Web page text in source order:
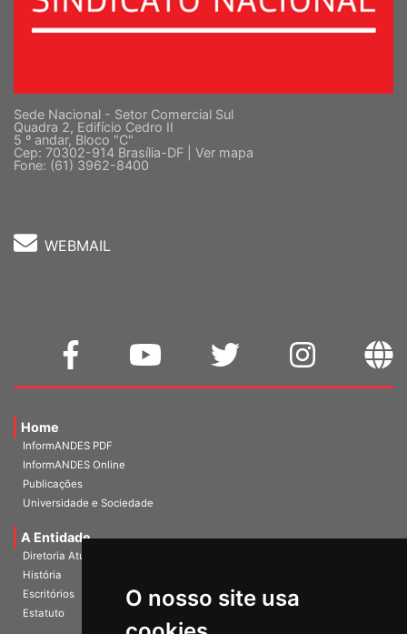
O nosso site usa
Sede Nacional - Setor Comercial Sul
Quadra 2, Edifício Cedro II
5 º andar, Bloco "C"
Cep: 70302-914 Brasília-DF | Ver mapa
Fone: (61) 3962-8400
WEBMAIL
Home
InformANDES PDF
InformANDES Online
Publicações
Universidade e Sociedade
A Entidade
Diretoria Atual
História
Escritórios
Estatuto